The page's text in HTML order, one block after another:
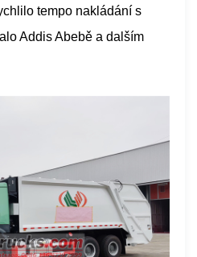
tempo nakládání s
Addis Abebě a dalším